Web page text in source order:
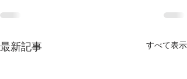
最新記事 すべて表示